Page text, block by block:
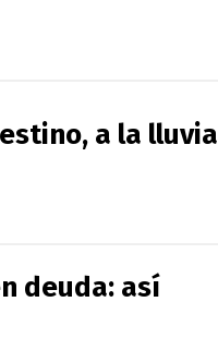
a la lluvia
deuda: así